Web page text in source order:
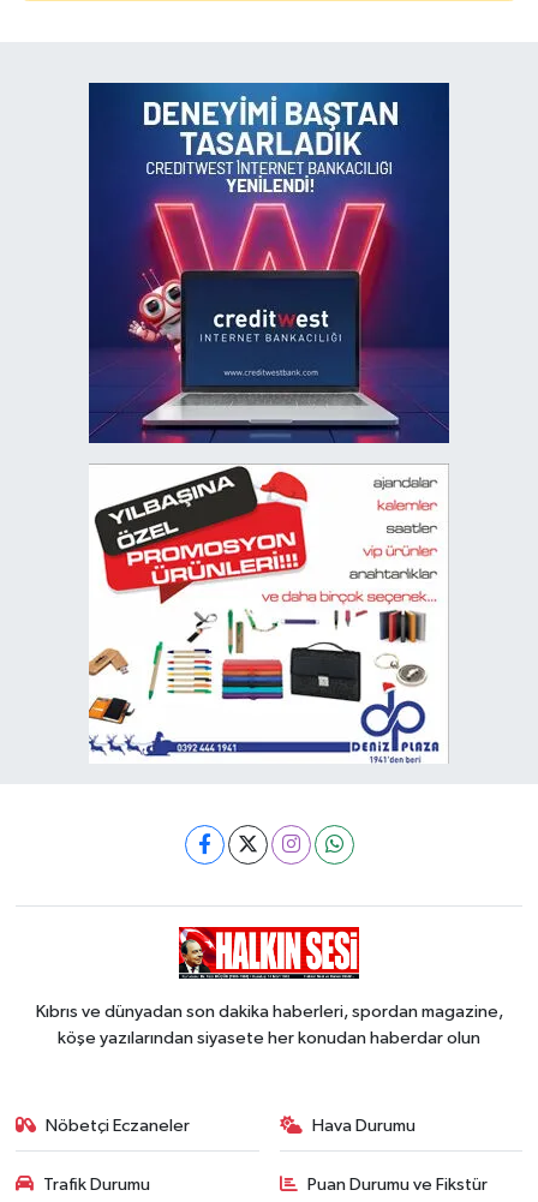
Kıbrıs ve dünyadan son dakika haberleri, spordan magazine,
köşe yazılarından siyasete her konudan haberdar olun
Nöbetçi Eczaneler Hava Durumu
Trafik Durumu Puan Durumu ve Fikstür